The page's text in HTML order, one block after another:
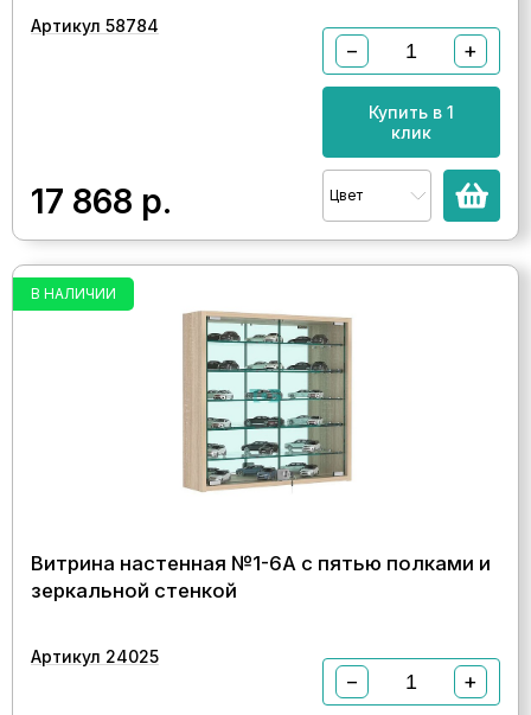
Артикул 58784
17 868 р.
− +
Купить в 1
клик
Цвет
В НАЛИЧИИ
Витрина настенная №1-6А с пятью полками и
зеркальной стенкой
Артикул 24025
− +